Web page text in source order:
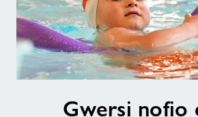
Gwersi nofio